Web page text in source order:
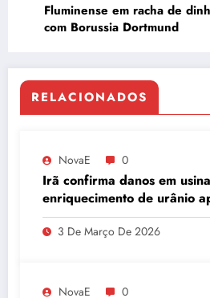
Fluminense em racha de
com Borussia Dortmund
RELACIONADOS
NovaE 0
Irã confirma danos em
enriquecimento de urânio
embaixador evita detalhes
quantidade de urânio
3 De Março De 2026
NovaE 0